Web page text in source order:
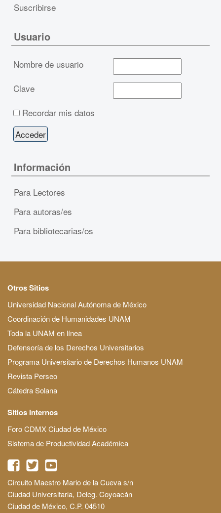
Suscribirse
Usuario
Nombre de usuario
Clave
Recordar mis datos
Información
Para Lectores
Para autoras/es
Para bibliotecarias/os
Otros Sitios
Universidad Nacional Autónoma de México
Coordinación de Humanidades UNAM
Toda la UNAM en línea
Defensoría de los Derechos Universitarios
Programa Universitario de Derechos Humanos UNAM
Revista Perseo
Cátedra Solana
Sitios Internos
Foro CDMX Ciudad de México
Sistema de Productividad Académica
Circuito Maestro Mario de la Cueva s/n
Ciudad Universitaria, Deleg. Coyoacán
Ciudad de México, C.P. 04510